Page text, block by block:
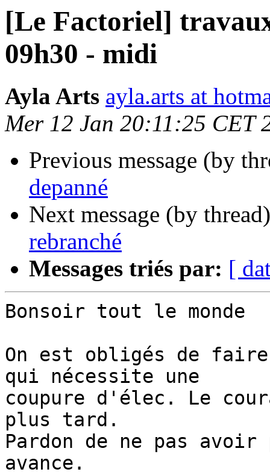
[Le Factoriel]
09h30 - midi
Ayla Arts ayla.arts at
Mer 12 Jan 20:11:25 CET
Previous message (by
depanné
Next message (by
rebranché
Messages triés par: [
Bonsoir tout le monde
On est obligés de faire
qui nécessite une
coupure d'élec. Le
plus tard.
Pardon de ne pas
avance.